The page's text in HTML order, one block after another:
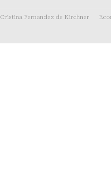
Cristina Fernandez de Kirchner